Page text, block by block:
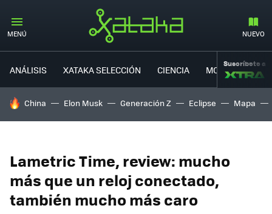
MENÚ NUEVO
ANÁLISIS XATAKA SELECCIÓN CIENCIA MOVILIDAD
Suscríbete a
HOY SE HABLA DE
China Elon Musk Generación Z Eclipse Mapa
Lametric Time, review: mucho
más que un reloj conectado,
también mucho más caro